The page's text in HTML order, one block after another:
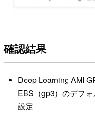
確認結果
Deep Learning AMI
EBS（gp3）のデフ
設定